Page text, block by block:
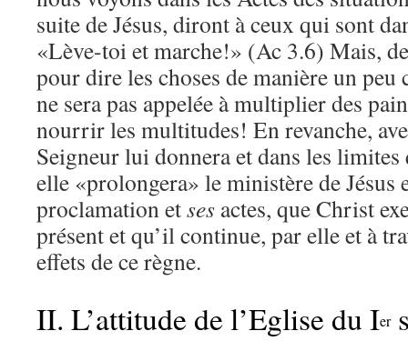
suite de Jésus, diront à ceux qui sont
«Lève-toi et marche!» (Ac 3.6) Mais,
pour dire les choses de manière un
ne sera pas appelée à multiplier des
nourrir les multitudes! En revanche,
Seigneur lui donnera et dans les limites
elle «prolongera» le ministère de
proclamation etses actes, que Christ
présent et qu’il continue, par elle et à
effets de ce règne.
II. L’attitude de l’Eglise du Ier